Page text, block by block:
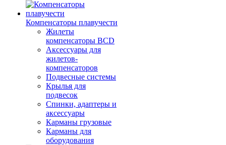
Компенсаторы плавучести
Жилеты
компенсаторы BCD
Аксессуары для
жилетов-
компенсаторов
Подвесные системы
Крылья для
подвесок
Спинки, адаптеры и
аксессуары
Карманы грузовые
Карманы для
оборудования